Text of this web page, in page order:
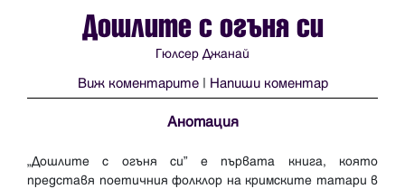
Дошлите с огъня си
Гюлсер Джанай
Виж коментарите | Напиши коментар
Анотация
„Дошлите с огъня си” е първата книга, която
представя поетичния фолклор на кримските татари в